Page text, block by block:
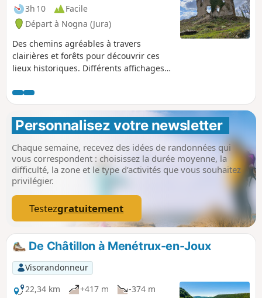
3h 10
Facile
Départ à Nogna (Jura)
Des chemins agréables à travers
clairières et forêts pour découvrir ces
lieux historiques. Différents affichages
mouvementée de ces deux châteaux.
Selon la saison, divers points de vue se
dégagent à travers la végétation, en
particulier à l'Est.
Personnalisez votre newsletter
Chaque semaine, recevez des idées de randonnées qui
vous correspondent : choisissez la durée moyenne, la
difficulté, la zone et le type d’activités que vous souhaitez
privilégier.
Testezgratuitement
De Châtillon à Menétrux-en-Joux
Visorandonneur
22,34 km
+417 m
-374 m